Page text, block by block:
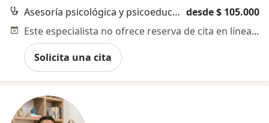
Asesoría psicológica y psicoeducación desde $ 105.000
Este especialista no ofrece reserva de cita en línea en esta dirección.
Solicita una cita